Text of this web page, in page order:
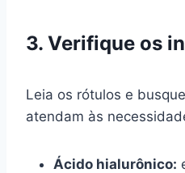
3. Verifique os
Leia os rótulos e
atendam às
Ácido hialurônico: